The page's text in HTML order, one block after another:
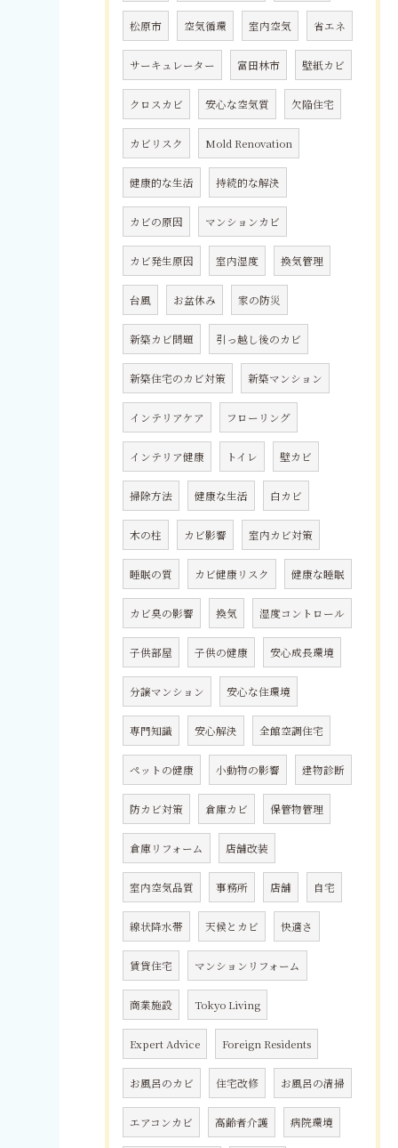
松原市 空気循環 室内空気 省エネ
サーキュレーター 富田林市 壁紙カビ
クロスカビ 安心な空気質 欠陥住宅
カビリスク Mold Renovation
健康的な生活 持続的な解決
カビの原因 マンションカビ
カビ発生原因 室内湿度 換気管理
台風 お盆休み 家の防災
新築カビ問題 引っ越し後のカビ
新築住宅のカビ対策 新築マンション
インテリアケア フローリング
インテリア健康 トイレ 壁カビ
掃除方法 健康な生活 白カビ
木の柱 カビ影響 室内カビ対策
睡眠の質 カビ健康リスク 健康な睡眠
カビ臭の影響 換気 湿度コントロール
子供部屋 子供の健康 安心成長環境
分譲マンション 安心な住環境
専門知識 安心解決 全館空調住宅
ペットの健康 小動物の影響 建物診断
防カビ対策 倉庫カビ 保管物管理
倉庫リフォーム 店舗改装
室内空気品質 事務所 店舗 自宅
線状降水帯 天候とカビ 快適さ
賃貸住宅 マンションリフォーム
商業施設 Tokyo Living
Expert Advice Foreign Residents
お風呂のカビ 住宅改修 お風呂の清掃
エアコンカビ 高齢者介護 病院環境